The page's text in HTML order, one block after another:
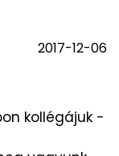
2017-12-06
kollégájuk -